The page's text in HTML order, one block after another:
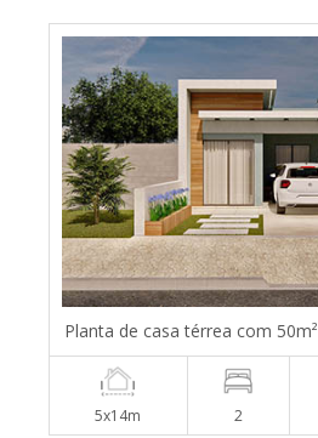
Planta de casa térrea com 50m²
5x14m 2